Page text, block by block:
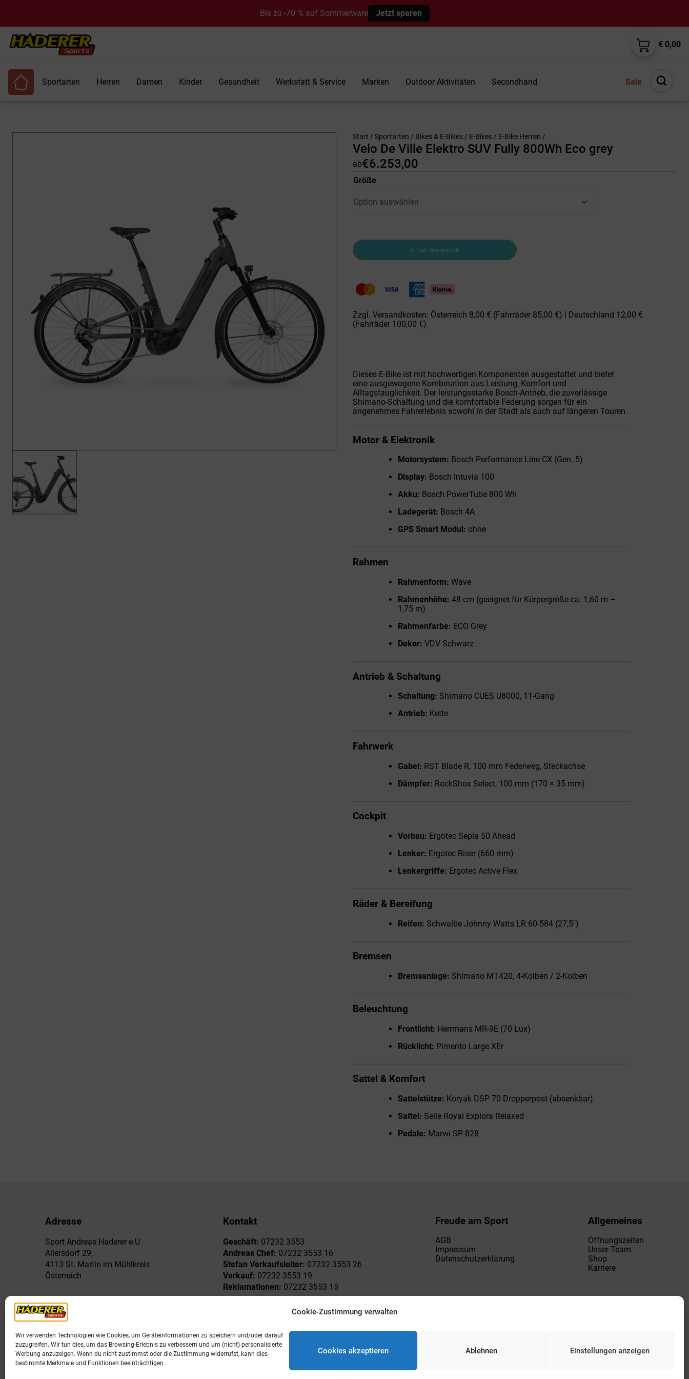
Cookie-Zustimmung verwalten
Wir verwenden Technologien wie Cookies, um Geräteinformationen zu speichern und/oder darauf
zuzugreifen. Wir tun dies, um das Browsing-Erlebnis zu verbessern und um (nicht) personalisierte
Werbung anzuzeigen. Wenn du nicht zustimmst oder die Zustimmung widerrufst, kann dies
bestimmte Merkmale und Funktionen beeinträchtigen.
Cookies akzeptieren Ablehnen Einstellungen anzeigen
Bis zu -70 % auf Sommerware Jetzt sparen
€ 0,00
Sportarten Herren Damen Kinder Gesundheit Werkstatt & Service Marken Outdoor Aktivitäten Secondhand Sale
Suche
Start / Sportarten / Bikes & E-Bikes / E-Bikes / E-Bike Herren /
Velo De Ville Elektro SUV Fully 800Wh Eco grey
ab€6.253,00
Größe
Velo
De
Ville
Fully
800Wh
grey
Menge
In den Warenkorb
Zzgl. Versandkosten: Österreich 8,00 € (Fahrräder 85,00 €) | Deutschland 12,00 €
(Fahrräder 100,00 €)
Dieses E-Bike ist mit hochwertigen Komponenten ausgestattet und bietet
eine ausgewogene Kombination aus Leistung, Komfort und
Alltagstauglichkeit. Der leistungsstarke Bosch-Antrieb, die zuverlässige
Shimano-Schaltung und die komfortable Federung sorgen für ein
angenehmes Fahrerlebnis sowohl in der Stadt als auch auf längeren Touren.
Motor & Elektronik
Motorsystem: Bosch Performance Line CX (Gen. 5)
Display: Bosch Intuvia 100
Akku: Bosch PowerTube 800 Wh
Ladegerät: Bosch 4A
GPS Smart Modul: ohne
Rahmen
Rahmenform: Wave
Rahmenhöhe: 48 cm (geeignet für Körpergröße ca. 1,60 m –
1,75 m)
Rahmenfarbe: ECO Grey
Dekor: VDV Schwarz
Antrieb & Schaltung
Schaltung: Shimano CUES U8000, 11-Gang
Antrieb: Kette
Fahrwerk
Gabel: RST Blade R, 100 mm Federweg, Steckachse
Dämpfer: RockShox Select, 100 mm (170 × 35 mm)
Cockpit
Vorbau: Ergotec Sepia 50 Ahead
Lenker: Ergotec Riser (660 mm)
Lenkergriffe: Ergotec Active Flex
Räder & Bereifung
Reifen: Schwalbe Johnny Watts LR 60-584 (27,5")
Bremsen
Bremsanlage: Shimano MT420, 4-Kolben / 2-Kolben
Beleuchtung
Frontlicht: Herrmans MR-9E (70 Lux)
Rücklicht: Pimento Large XEr
Sattel & Komfort
Sattelstütze: Koryak DSP 70 Dropperpost (absenkbar)
Sattel: Selle Royal Explora Relaxed
Pedale: Marwi SP-828
Adresse
Sport Andreas Haderer e.U
Allersdorf 29,
4113 St. Martin im Mühlkreis
Österreich
Kontakt
Geschäft: 07232 3553
Andreas Chef: 07232 3553 16
Stefan Verkaufsleiter: 07232 3553 26
Verkauf: 07232 3553 19
Reklamationen: 07232 3553 15
Freude am Sport
AGB
Impressum
Datenschutzerklärung
Allgemeines
Öffnungszeiten
Unser Team
Shop
Karriere